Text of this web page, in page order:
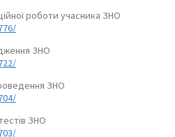
роботи учасника ЗНО
ЗНО
ЗНО
ЗНО